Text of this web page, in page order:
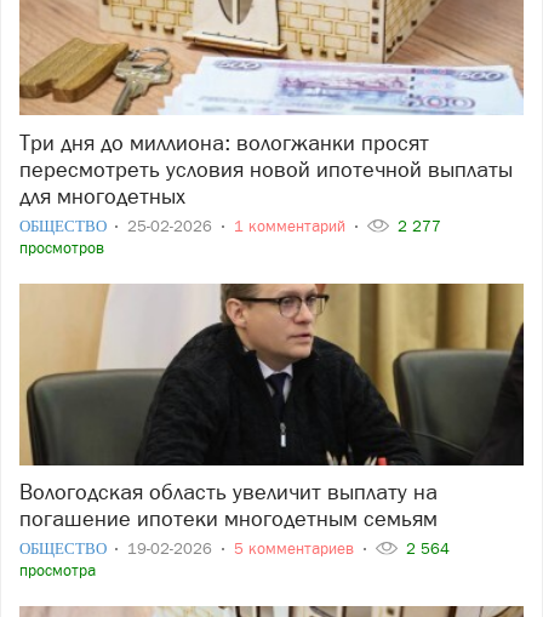
Три дня до миллиона: вологжанки просят
пересмотреть условия новой ипотечной выплаты
для многодетных
ОБЩЕСТВО 25-02-2026 1 комментарий
2 277
просмотров
Вологодская область увеличит выплату на
погашение ипотеки многодетным семьям
ОБЩЕСТВО 19-02-2026 5 комментариев
2 564
просмотра